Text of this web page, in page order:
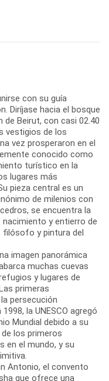
con su guía
Diríjase hacia el bosque
de Beirut, con casi 02.40
vestigios de los
vez prosperaron en el
conocido como
turístico en la
lugares más
pieza central es un
de milenios con
se encuentra la
nacimiento y entierro de
filósofo y pintura del
imagen panorámica
muchas cuevas
y lugares de
primeras
persecución
la UNESCO agregó
Mundial debido a su
los primeros
en el mundo, y su
Antonio, el convento
que ofrece una